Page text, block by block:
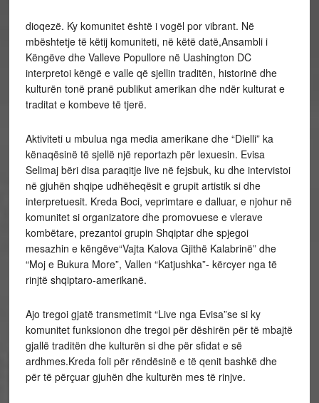
dioqezë. Ky komunitet është i vogël por vibrant. Në
mbështetje të këtij komuniteti, në këtë datë,Ansambli i
Këngëve dhe Valleve Popullore në Uashington DC
interpretoi këngë e valle që sjellin traditën, historinë dhe
kulturën tonë pranë publikut amerikan dhe ndër kulturat e
traditat e kombeve të tjerë.
Aktiviteti u mbulua nga media amerikane dhe “Dielli” ka
kënaqësinë të sjellë një reportazh për lexuesin. Evisa
Selimaj bëri disa paraqitje live në fejsbuk, ku dhe intervistoi
në gjuhën shqipe udhëheqësit e grupit artistik si dhe
interpretuesit. Kreda Boci, veprimtare e dalluar, e njohur në
komunitet si organizatore dhe promovuese e vlerave
kombëtare, prezantoi grupin Shqiptar dhe spjegoi
mesazhin e këngëve“Vajta Kalova Gjithë Kalabrinë” dhe
“Moj e Bukura More”, Vallen “Katjushka”- kërcyer nga të
rinjtë shqiptaro-amerikanë.
Ajo tregoi gjatë transmetimit “Live nga Evisa”se si ky
komunitet funksionon dhe tregoi për dëshirën për të mbajtë
gjallë traditën dhe kulturën si dhe për sfidat e së
ardhmes.Kreda foli për rëndësinë e të qenit bashkë dhe
për të përçuar gjuhën dhe kulturën mes të rinjve.